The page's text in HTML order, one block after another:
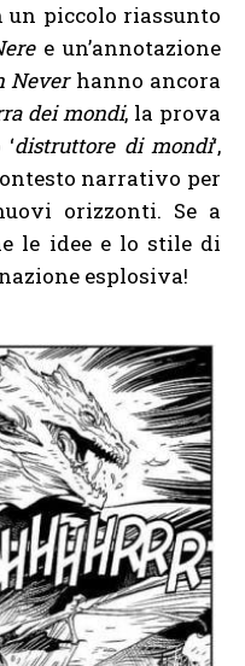
un piccolo riassunto
e un’annotazione
Neverhanno ancora
dei mondi, la prova
distruttore di mondi‘,
narrativo per
orizzonti. Se a
le idee e lo stile di
esplosiva!